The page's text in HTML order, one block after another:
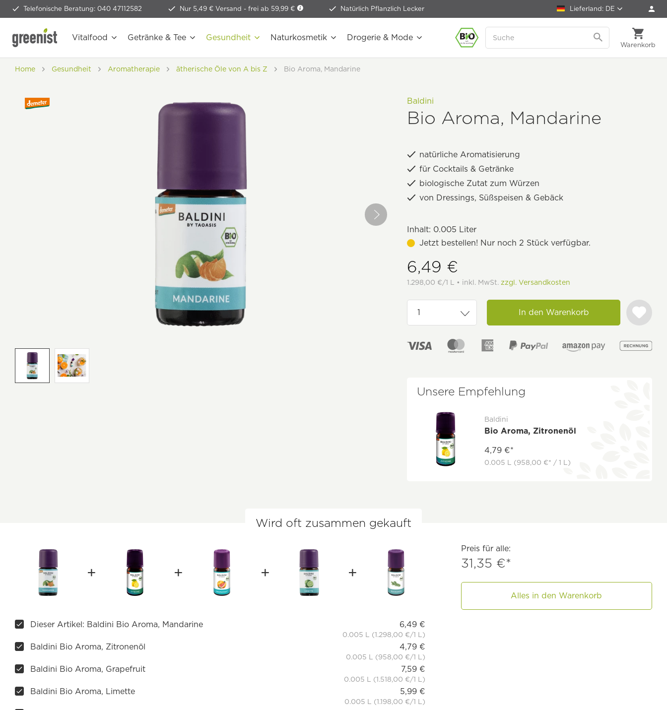
Telefonische Beratung: 040 47112582 Nur 5,49 € Versand - frei ab 59,99 € Natürlich Pflanzlich Lecker Lieferland: DE
Warenkorb
Vitalfood Getränke & Tee Gesundheit Naturkosmetik Drogerie & Mode
Home Gesundheit Aromatherapie ätherische Öle von A bis Z Bio Aroma, Mandarine
Baldini
Bio Aroma, Mandarine
natürliche Aromatisierung
für Cocktails & Getränke
biologische Zutat zum Würzen
von Dressings, Süßspeisen & Gebäck
Inhalt: 0.005 Liter
Jetzt bestellen! Nur noch 2 Stück verfügbar.
6,49 €
1.298,00 €/1 L • inkl. MwSt. zzgl. Versandkosten
In den Warenkorb
Unsere Empfehlung
Baldini
Bio Aroma, Zitronenöl
4,79 €*
0.005 L (958,00 €* / 1 L)
Wird oft zusammen gekauft
Preis für alle:
31,35 €*
Alles in den Warenkorb
Dieser Artikel: Baldini Bio Aroma, Mandarine 6,49 €
0.005 L (1.298,00 €/1 L)
Baldini Bio Aroma, Zitronenöl 4,79 €
0.005 L (958,00 €/1 L)
Baldini Bio Aroma, Grapefruit 7,59 €
0.005 L (1.518,00 €/1 L)
Baldini Bio Aroma, Limette 5,99 €
0.005 L (1.198,00 €/1 L)